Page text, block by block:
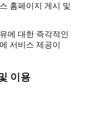
홈페이지 게시 및
에 대한 즉각적인
서비스 제공이
이용